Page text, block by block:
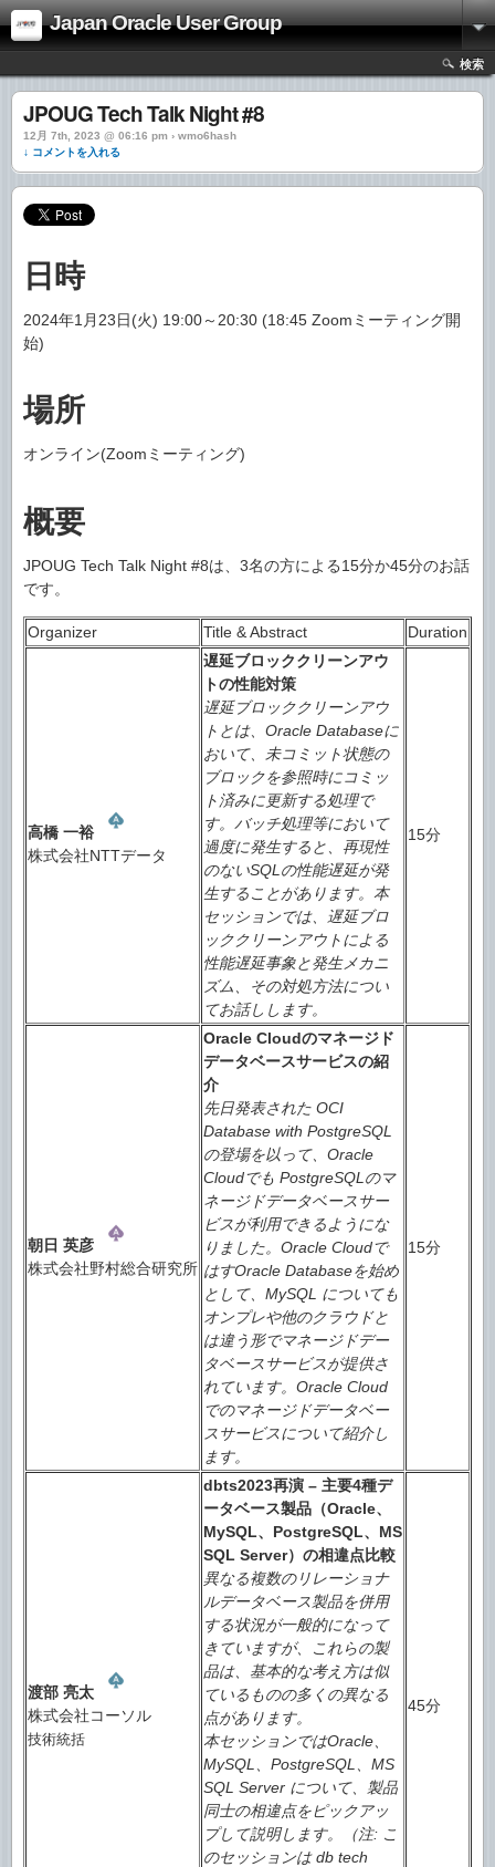
Japan Oracle User Group
検索
JPOUG Tech Talk Night #8
12月 7th, 2023 @ 06:16 pm › wmo6hash
↓ コメントを入れる
日時
2024年1月23日(火) 19:00～20:30 (18:45 Zoomミーティング開
始)
場所
オンライン(Zoomミーティング)
概要
JPOUG Tech Talk Night #8は、3名の方による15分か45分のお話
です。
Organizer Title & Abstract Duration
高橋 一裕
株式会社NTTデータ
遅延ブロッククリーンアウ
トの性能対策
遅延ブロッククリーンアウ
トとは、Oracle Databaseに
おいて、未コミット状態の
ブロックを参照時にコミッ
ト済みに更新する処理で
す。バッチ処理等において
過度に発生すると、再現性
のないSQLの性能遅延が発
生することがあります。本
セッションでは、遅延ブロ
ッククリーンアウトによる
性能遅延事象と発生メカニ
ズム、その対処方法につい
てお話しします。
15分
朝日 英彦
株式会社野村総合研究所
Oracle Cloudのマネージド
データベースサービスの紹
介
先日発表された OCI
Database with PostgreSQL
の登場を以って、Oracle
Cloudでも PostgreSQLのマ
ネージドデータベースサー
ビスが利用できるようにな
りました。Oracle Cloudで
はすOracle Databaseを始め
として、MySQL についても
オンプレや他のクラウドと
は違う形でマネージドデー
タベースサービスが提供さ
れています。Oracle Cloud
でのマネージドデータベー
スサービスについて紹介し
ます。
15分
渡部 亮太
株式会社コーソル
技術統括
dbts2023再演 – 主要4種デ
ータベース製品（Oracle、
MySQL、PostgreSQL、MS
SQL Server）の相違点比較
異なる複数のリレーショナ
ルデータベース製品を併用
する状況が一般的になって
きていますが、これらの製
品は、基本的な考え方は似
ているものの多くの異なる
点があります。
本セッションではOracle、
MySQL、PostgreSQL、MS
SQL Server について、製品
同士の相違点をピックアッ
プして説明します。（注: こ
のセッションは db tech
45分